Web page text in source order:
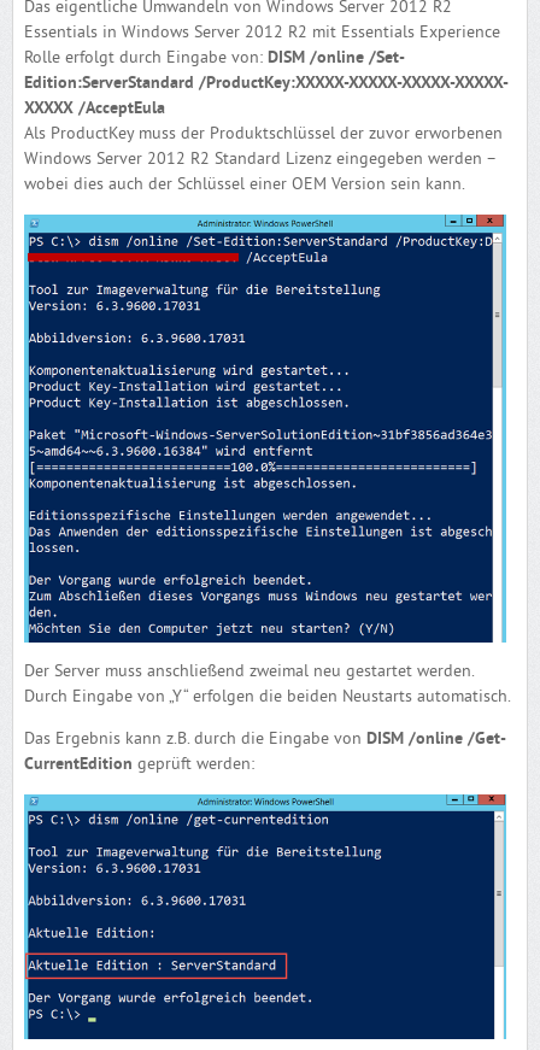
Das eigentliche Umwandeln von Windows Server 2012 R2
Essentials in Windows Server 2012 R2 mit Essentials Experience
Rolle erfolgt durch Eingabe von: DISM /online /Set-
Edition:ServerStandard /ProductKey:XXXXX-XXXXX-XXXXX-XXXXX-
XXXXX /AcceptEula
Als ProductKey muss der Produktschlüssel der zuvor erworbenen
Windows Server 2012 R2 Standard Lizenz eingegeben werden –
wobei dies auch der Schlüssel einer OEM Version sein kann.
Der Server muss anschließend zweimal neu gestartet werden.
Durch Eingabe von „Y“ erfolgen die beiden Neustarts automatisch.
Das Ergebnis kann z.B. durch die Eingabe von DISM /online /Get-
CurrentEdition geprüft werden: